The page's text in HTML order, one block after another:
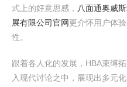
式上的好意思感， 八面通奥威
展有限公司官网更介怀用户体
性。
跟着各人化的发展，HBA束缚
入现代讨论之中，展现出多元